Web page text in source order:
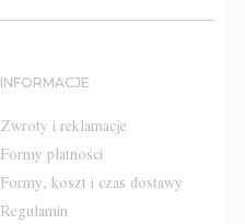
INFORMACJE
Zwroty i reklamacje
Formy płatności
Formy, koszt i czas dostawy
Regulamin